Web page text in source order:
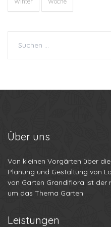
Über uns
Von kleinen Vorgärten über
Planung und Gestaltung von
von Garten Grandiflora ist der
um das Thema Garten.
Leistungen